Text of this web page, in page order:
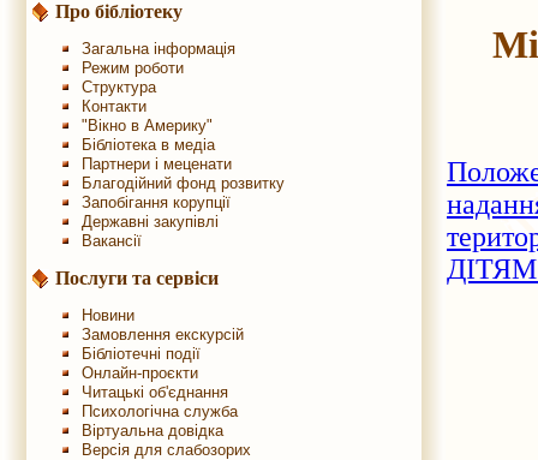
Про бібліотеку
Загальна інформація
Режим роботи
Структура
Контакти
"Вікно в Америку"
Бібліотека в медіа
Партнери і меценати
Благодійний фонд розвитку
Запобігання корупції
Державні закупівлі
Вакансії
Послуги та сервіси
Новини
Замовлення екскурсій
Бібліотечні події
Онлайн-проєкти
Читацькі об'єднання
Психологічна служба
Віртуальна довідка
Версія для слабозорих